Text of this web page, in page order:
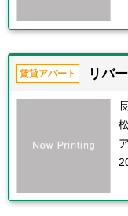
賃貸アパート リバ